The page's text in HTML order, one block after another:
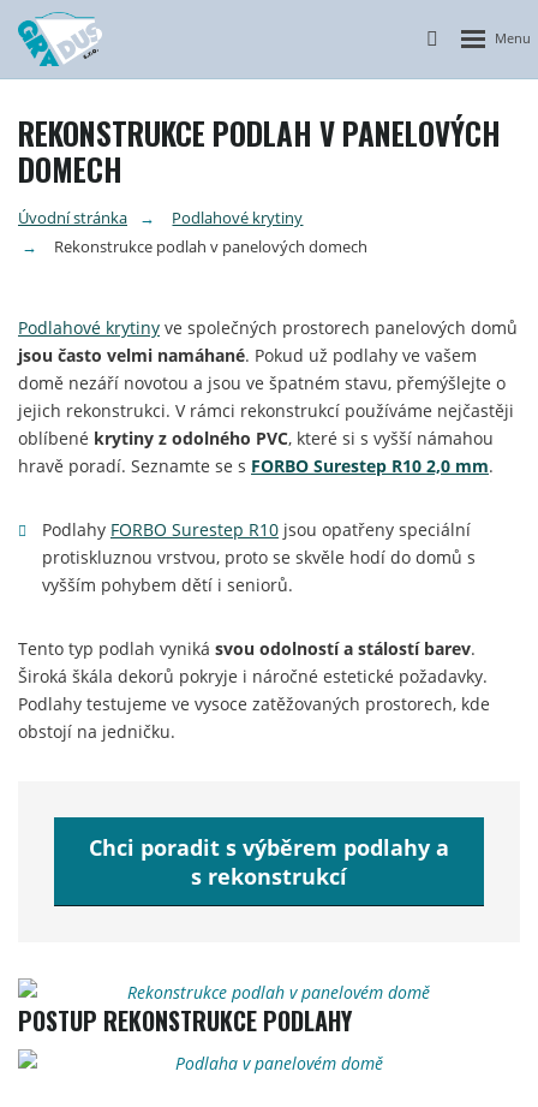
Vyhledávání
Otevřít
REKONSTRUKCE PODLAH V PANELOVÝCH
DOMECH
Úvodní stránka
Podlahové krytiny
Rekonstrukce podlah v panelových domech
Podlahové krytiny ve společných prostorech panelových domů
jsou často velmi namáhané. Pokud už podlahy ve vašem
domě nezáří novotou a jsou ve špatném stavu, přemýšlejte o
jejich rekonstrukci. V rámci rekonstrukcí používáme nejčastěji
oblíbené krytiny z odolného PVC, které si s vyšší námahou
hravě poradí. Seznamte se s FORBO Surestep R10 2,0 mm.
Podlahy FORBO Surestep R10jsou opatřeny speciální
protiskluznou vrstvou, proto se skvěle hodí do domů s
vyšším pohybem dětí i seniorů.
Tento typ podlah vyniká svou odolností a stálostí barev.
Široká škála dekorů pokryje i náročné estetické požadavky.
Podlahy testujeme ve vysoce zatěžovaných prostorech, kde
obstojí na jedničku.
Chci poradit s výběrem podlahy a
s rekonstrukcí
POSTUP REKONSTRUKCE PODLAHY